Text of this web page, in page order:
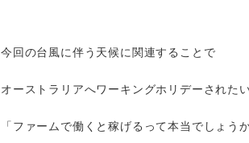
今回の台風に伴う天候に関連することで
オーストラリアへワーキングホリデーされた
「ファームで働くと稼げるって本当でしょうか